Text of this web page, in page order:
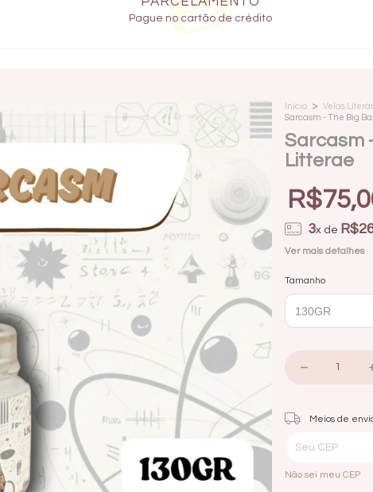
Pague no cartão de crédito
Início > Velas
Sarcasm - The Big
Sarcasm
Litterae
3x de
Ver mais detalhes
Tamanho
Entregas para o CEP:
Meios de
Não sei meu CEP